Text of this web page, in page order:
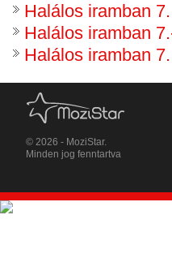
Halálos iramban
Halálos iramban
Halálos iramban
© 2026 - MoziStar.
Minden jog fenntartva